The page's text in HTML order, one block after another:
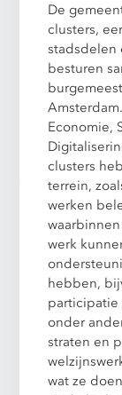
De
clusters,
stadsdelen
besturen
Economie,
clusters
terrein,
werken
werk
hebben,
participatie
onder
straten en
wat ze